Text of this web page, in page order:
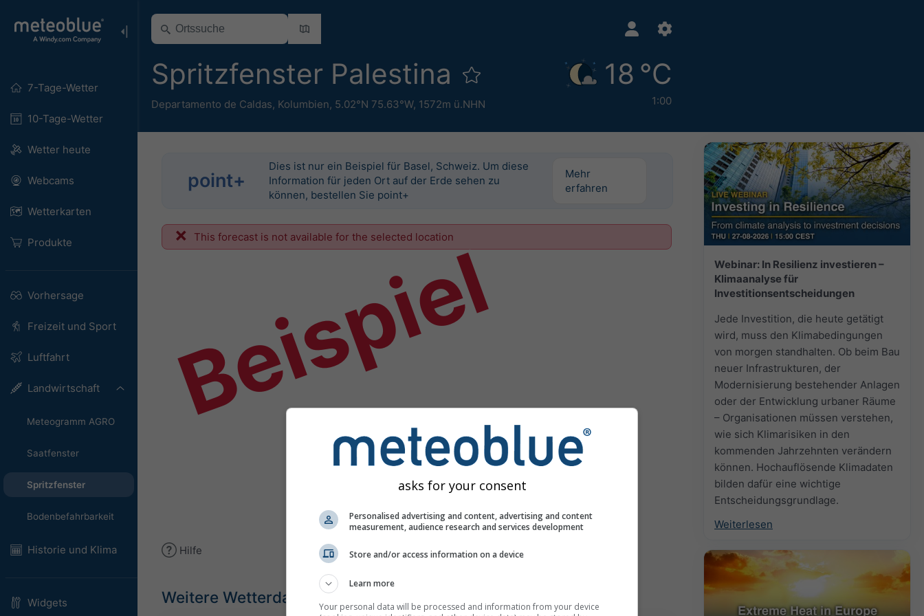
7-Tage-Wetter
10-Tage-Wetter
Wetter heute
Webcams
Wetterkarten
Produkte
Vorhersage
Freizeit und Sport
Luftfahrt
Landwirtschaft
Meteogramm AGRO
Saatfenster
Spritzfenster
Bodenbefahrbarkeit
Historie und Klima
Widgets
Spritzfenster Palestina
Departamento de Caldas, Kolumbien, 5.02°N 75.63°W, 1572m ü.NHN
18 °C
1:00
Webinar: In Resilienz investieren –
Klimaanalyse für
Investitionsentscheidungen
Jede Investition, die heute getätigt
wird, muss den Klimabedingungen
von morgen standhalten. Ob beim Bau
neuer Infrastrukturen, der
Modernisierung bestehender Anlagen
oder der Entwicklung urbaner Räume
– Organisationen müssen verstehen,
wie sich Klimarisiken in den
kommenden Jahrzehnten verändern
können. Hochauflösende Klimadaten
bilden dafür eine wichtige
Entscheidungsgrundlage.
Weiterlesen
point+
Dies ist nur ein Beispiel für Basel, Schweiz. Um diese
Information für jeden Ort auf der Erde sehen zu
können, bestellen Sie point+
Mehr
erfahren
This forecast is not available for the selected location
Beispiel
Hilfe
Weitere Wetterdaten
asks for your consent
Personalised advertising and content, advertising and content
measurement, audience research and services development
Store and/or access information on a device
Learn more
Your personal data will be processed and information from your device